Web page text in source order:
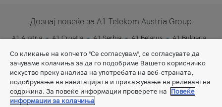
Дознај повеќе за A1 Telekom Austria Group
A1 Austria A1 Croatia A1 Serbia A1 Belarus
A1 Bulgaria
A1 Slovenia
A1 Digital
Со кликање на копчето "Се согласувам", се согласувате да
зачуваме колачиња за да го подобриме Вашето корисничко
искуство преку анализа на употребата на веб-страната,
подобрување на навигацијата и прикажување на релевантна
содржина. За повеќе информации проверете на
Повеќе
информации за колачиња